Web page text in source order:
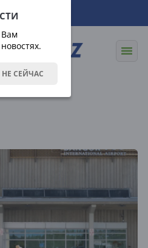
Вам
НЕ СЕЙЧАС